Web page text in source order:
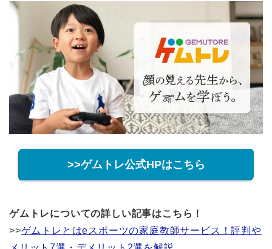
>>ゲムトレ公式HPはこちら
ゲムトレについての詳しい記事はこちら！
>>ゲムトレとはeスポーツの家庭教師サービス！評判や